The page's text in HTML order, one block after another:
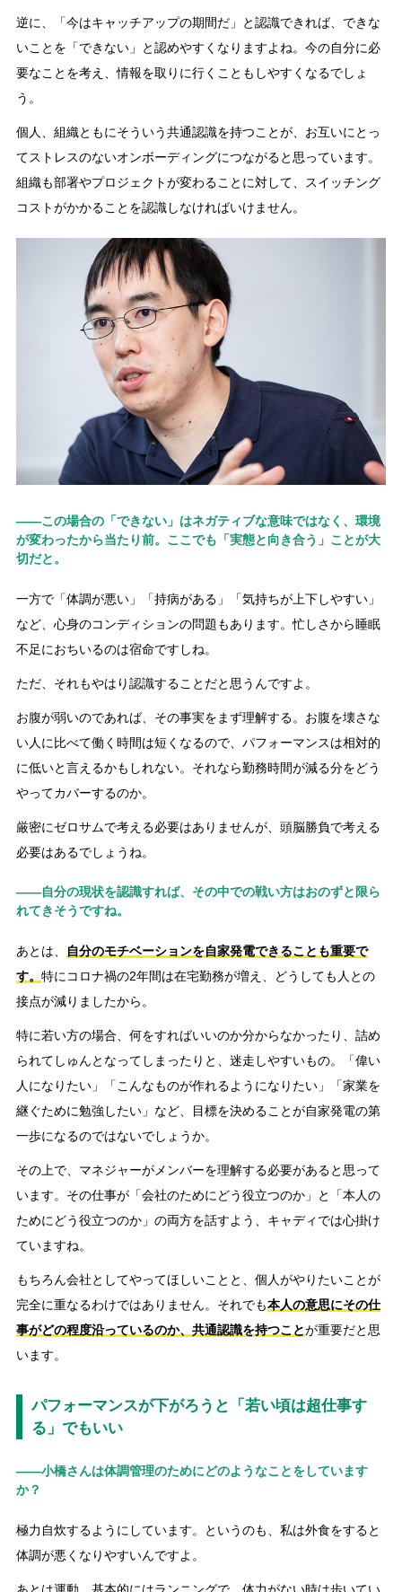
逆に、「今はキャッチアップの期間だ」と認識できれば、できな
いことを「できない」と認めやすくなりますよね。今の自分に必
要なことを考え、情報を取りに行くこともしやすくなるでしょ
う。
個人、組織ともにそういう共通認識を持つことが、お互いにとっ
てストレスのないオンボーディングにつながると思っています。
組織も部署やプロジェクトが変わることに対して、スイッチング
コストがかかることを認識しなければいけません。
――この場合の「できない」はネガティブな意味ではなく、環境
が変わったから当たり前。ここでも「実態と向き合う」ことが大
切だと。
一方で「体調が悪い」「持病がある」「気持ちが上下しやすい」
など、心身のコンディションの問題もあります。忙しさから睡眠
不足におちいるのは宿命ですしね。
ただ、それもやはり認識することだと思うんですよ。
お腹が弱いのであれば、その事実をまず理解する。お腹を壊さな
い人に比べて働く時間は短くなるので、パフォーマンスは相対的
に低いと言えるかもしれない。それなら勤務時間が減る分をどう
やってカバーするのか。
厳密にゼロサムで考える必要はありませんが、頭脳勝負で考える
必要はあるでしょうね。
――自分の現状を認識すれば、その中での戦い方はおのずと限ら
れてきそうですね。
あとは、
自分のモチベーションを自家発電できることも重要で
す。 特にコロナ禍の2年間は在宅勤務が増え、どうしても人との
接点が減りましたから。
特に若い方の場合、何をすればいいのか分からなかったり、詰め
られてしゅんとなってしまったりと、迷走しやすいもの。「偉い
人になりたい」「こんなものが作れるようになりたい」「家業を
継ぐために勉強したい」など、目標を決めることが自家発電の第
一歩になるのではないでしょうか。
その上で、マネジャーがメンバーを理解する必要があると思って
います。その仕事が「会社のためにどう役立つのか」と「本人の
ためにどう役立つのか」の両方を話すよう、キャディでは心掛け
ていますね。
もちろん会社としてやってほしいことと、個人がやりたいことが
完全に重なるわけではありません。それでも本人の意思にその仕
事がどの程度沿っているのか、共通認識を持つことが重要だと思
います。
パフォーマンスが下がろうと「若い頃は超仕事す
る」でもいい
――小橋さんは体調管理のためにどのようなことをしています
か？
極力自炊するようにしています。というのも、私は外食をすると
体調が悪くなりやすいんですよ。
あとは運動。基本的にはランニングで、体力がない時は歩いてい